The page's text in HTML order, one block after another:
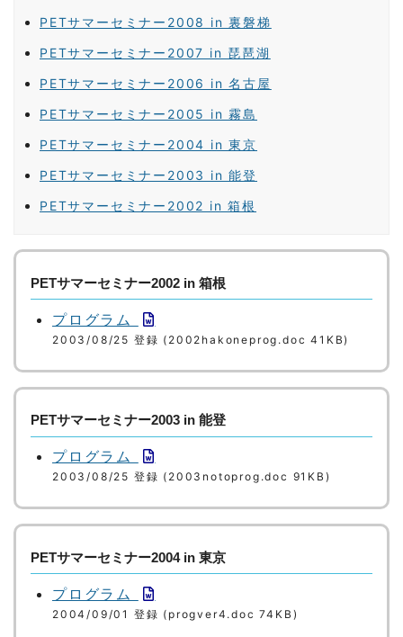
PETサマーセミナー2008 in 裏磐梯
PETサマーセミナー2007 in 琵琶湖
PETサマーセミナー2006 in 名古屋
PETサマーセミナー2005 in 霧島
PETサマーセミナー2004 in 東京
PETサマーセミナー2003 in 能登
PETサマーセミナー2002 in 箱根
PETサマーセミナー2002 in 箱根
プログラム
2003/08/25 登録 (2002hakoneprog.doc 41KB)
PETサマーセミナー2003 in 能登
プログラム
2003/08/25 登録 (2003notoprog.doc 91KB)
PETサマーセミナー2004 in 東京
プログラム
2004/09/01 登録 (progver4.doc 74KB)